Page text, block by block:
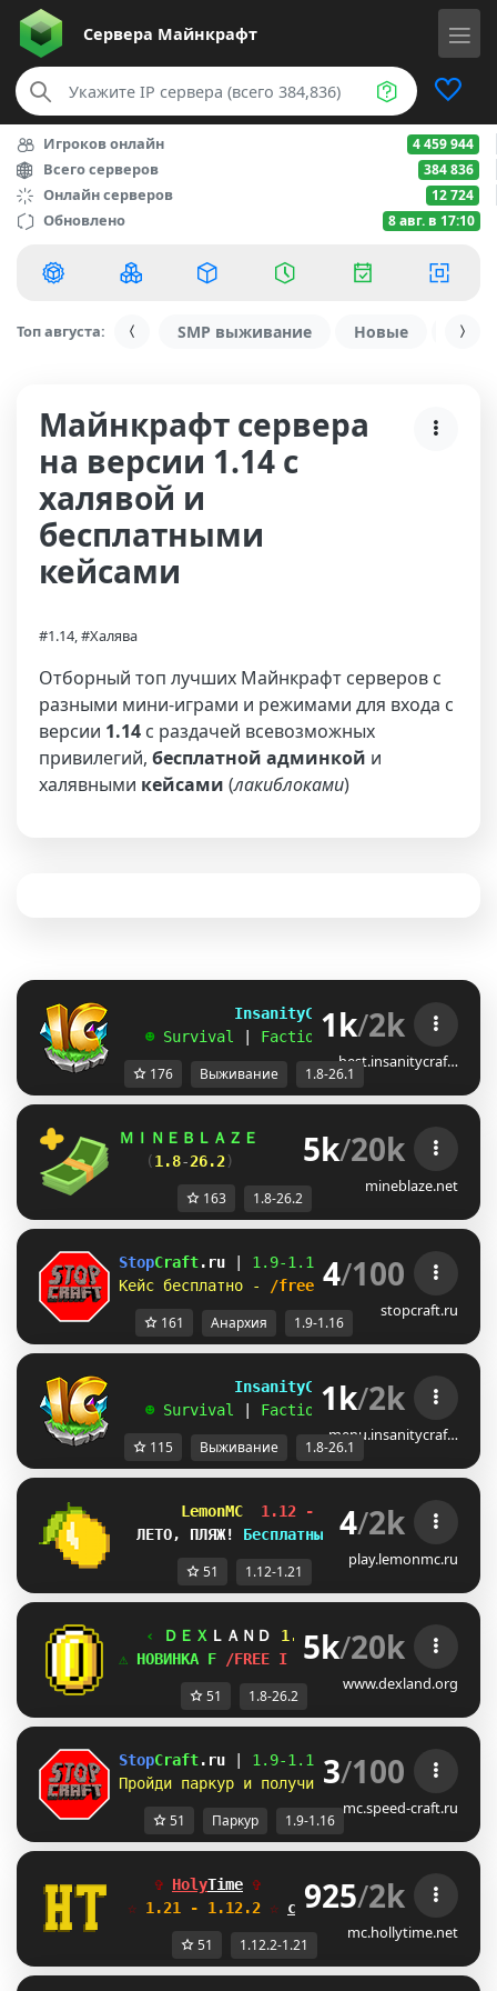
Сервера Майнкрафт
Игроков онлайн 4 459 944
Всего серверов 384 836
Онлайн серверов 12 724
Обновлено 8 авг. в 17:10
Топ августа: SMP выживание Новые С
Майнкрафт сервера
на версии 1.14 с
халявой и
бесплатными
кейсами
#1.14, #Халява
Отборный топ лучших Майнкрафт серверов с
разными мини-играми и режимами для входа с
версии 1.14 с раздачей всевозможных
привилегий, бесплатной админкой и
халявными кейсами (лакиблоками)
InsanityCraft || 1.8 - 26.1
☻ Survival Factions | Skyblock
1k/2k
best.insanitycraf…
176 Выживание 1.8-26.1
ＭＩＮＥＢＬＡＺＥ // 「 Взломай
(1.8-26.2) // забирай
5k/20k
mineblaze.net
163 1.8-26.2
StopCraft.ru 1.9-1.16 | Справедливый
Кейс бесплатно -
/freecase | Паркур,
4/100
stopcraft.ru
161 Анархия 1.9-1.16
InsanityCraft || 1.8 - 26.1
☻ Survival Factions | Skyblock
1k/2k
menu.insanitycraf…
115 Выживание 1.8-26.1
LemonMC 1.12 - 1.21+
ЛЕТО, ПЛЯЖ! Бесплатный кейс - /free
4/2k
play.lemonmc.ru
51 1.12-1.21
‹ ＤＥＸ ＬＡＮＤ 1.8-26.2 ❤❤❤❤❤
⚠ НОВИНКА H /FREE \ РАЗДАЧИ L МИНИ-ИГРЫ
5k/20k
www.dexland.org
51 1.8-26.2
StopCraft.ru 1.9-1.16 | Честный сервер
Пройди паркур и получи донат бесплатно!
3/100
mc.speed-craft.ru
51 Паркур 1.9-1.16
✞ HolyTime ✞
Идеальные режимы
☆ 1.21 - 1.12.2 ☆ с бесплатным донатом!
925/2k
mc.hollytime.net
51 1.12.2-1.21